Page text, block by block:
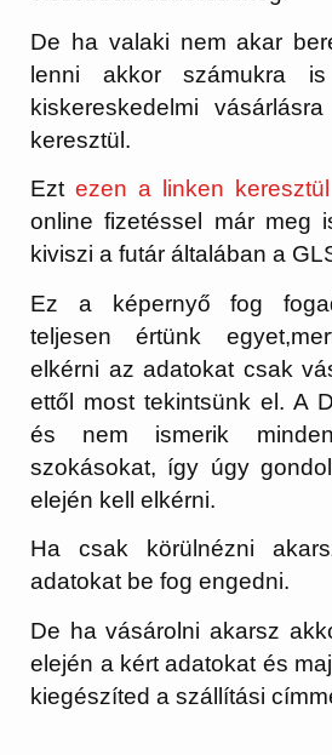
De ha valaki nem akar
lenni akkor számukra
kiskereskedelmi
keresztül.
Eztezen a linken keresztül
online fizetéssel már meg
kiviszi a futár általában a
Ez a képernyő fog
teljesen értünk
elkérni az adatokat csak
ettől most tekintsünk el. A
és nem ismerik
szokásokat, így úgy
elején kell elkérni.
Ha csak körülnézni
adatokat be fog engedni.
De ha vásárolni akarsz
elején a kért adatokat és
kiegészíted a szállítási